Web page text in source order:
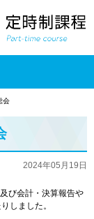
会
2024年05月19日
び会計・決算報告や
しました。